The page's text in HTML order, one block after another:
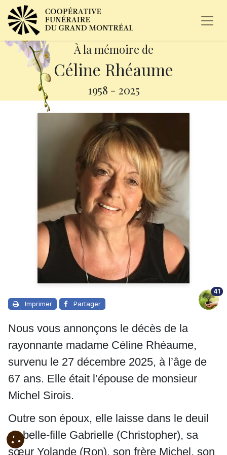
À la mémoire de
Céline Rhéaume
1958 - 2025
Imprimer Partager
41
Nous vous annonçons le décès de la
rayonnante madame Céline Rhéaume,
survenu le 27 décembre 2025, à l’âge de
67 ans. Elle était l’épouse de monsieur
Michel Sirois.
Outre son époux, elle laisse dans le deuil
sa belle-fille Gabrielle (Christopher), sa
sœur Yolande (Ron), son frère Michel, son